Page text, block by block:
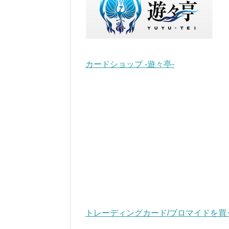
カードショップ -遊々亭-
トレーディングカード/ブロマイドを